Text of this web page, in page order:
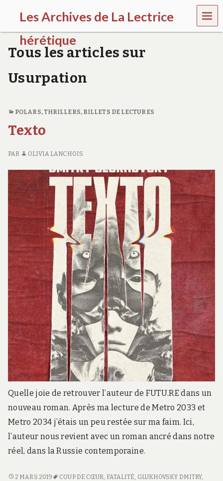
Les Archives de La Lectrice
hérétique
(
0
-
2
0
2
)
MEN
U
Tous les articles sur
Usurpation
POLARS, THRILLERS, BILLETS DE LECTURES
Texto
PAR OLIVIA LANCHOIS
Quelle joie de retrouver l’auteur de FUTU.RE dans un
nouveau roman. Après ma lecture de Metro 2033 et
Metro 2034 j’étais un peu restée sur ma faim. Ici,
l’auteur nous revient avec un roman ancré dans notre
réel, dans la Russie contemporaine.
TEXTO
2 MARS 2019 COUP DE CŒUR, FATALITÉ, GLUKHOVSKY DMITRY,